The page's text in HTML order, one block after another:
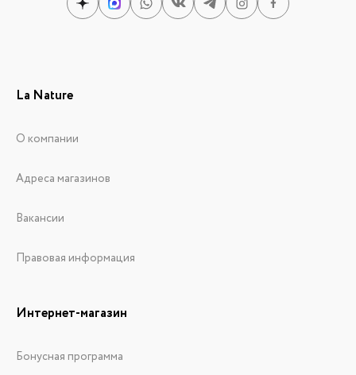
La Nature
О компании
Адреса магазинов
Вакансии
Правовая информация
Интернет-магазин
Бонусная программа